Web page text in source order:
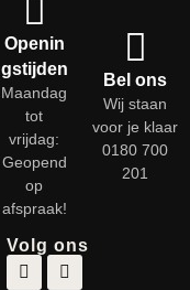
Openin
gstijden
Maandag
tot
vrijdag:
Geopend
op
afspraak!
Bel ons
Wij staan
voor je klaar
0180 700
201
Volg ons